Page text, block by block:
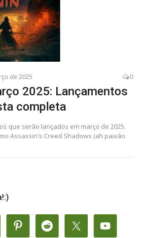
de 2025 0
2025: Lançamentos
completa
que serão lançados em março de 2025.
Assassin's Creed Shadows (ah paixão